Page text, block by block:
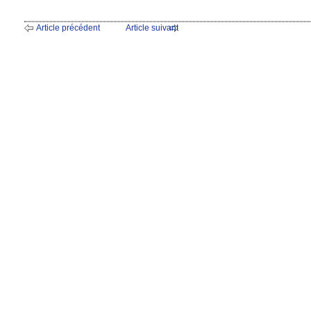
Article précédent Article suivant